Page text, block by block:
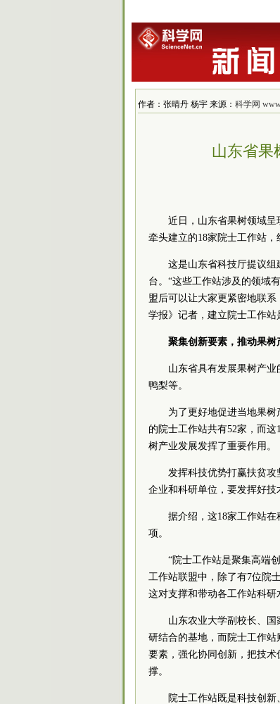
作者：张晴丹 杨宇 来源： 科学网
山东省果
近日，山东省果树领域
牵头建立的18家院士工作站，
这是山东省科技厅提议
台。“这些工作站涉及的领域
盟后可以让大家更紧密地联
学报》记者，建立院士工作站
聚集创新要素，推动果树
山东省具有发展果树产
鸭梨等。
为了更好地促进当地果
的院士工作站共有52家，而
树产业发展发挥了重要作用。
发挥科技优势打赢扶贫
企业和科研单位，要发挥好技
据介绍，这18家工作站
项。
“院士工作站是聚集高端
工作站联盟中，除了有7位院
这对支撑和带动各工作站科研
山东农业大学副校长、
研结合的基地，而院士工作
要素，强化协同创新，把技
撑。
院士工作站既是科技创